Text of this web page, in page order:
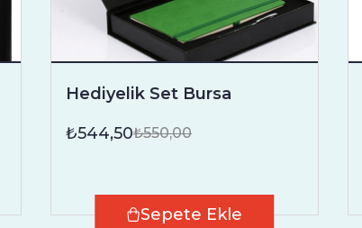
Hediyelik Set Bursa
₺544,50₺550,00
Sepete Ekle